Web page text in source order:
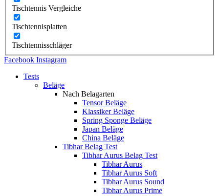
Tischtennis Vergleiche
Tischtennisplatten
Tischtennisschläger
Facebook Instagram
Tests
Beläge
Nach Belagarten
Tensor Beläge
Klassiker Beläge
Spring Sponge Beläge
Japan Beläge
China Beläge
Tibhar Belag Test
Tibhar Aurus Belag Test
Tibhar Aurus
Tibhar Aurus Soft
Tibhar Aurus Sound
Tibhar Aurus Prime